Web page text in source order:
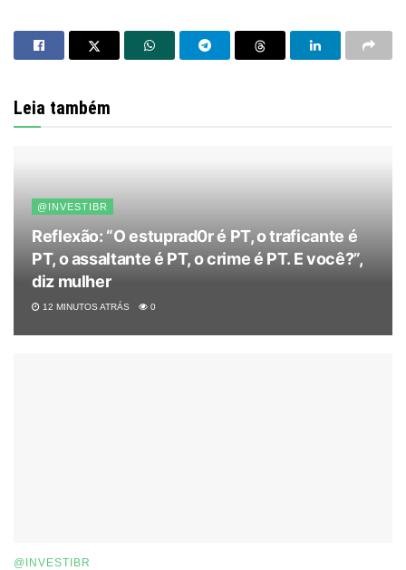
Leia também
@INVESTIBR
Reflexão: “O estuprad0r é PT, o traficante é
PT, o assaltante é PT, o crime é PT. E você?”,
diz mulher
12 MINUTOS ATRÁS 0
@INVESTIBR